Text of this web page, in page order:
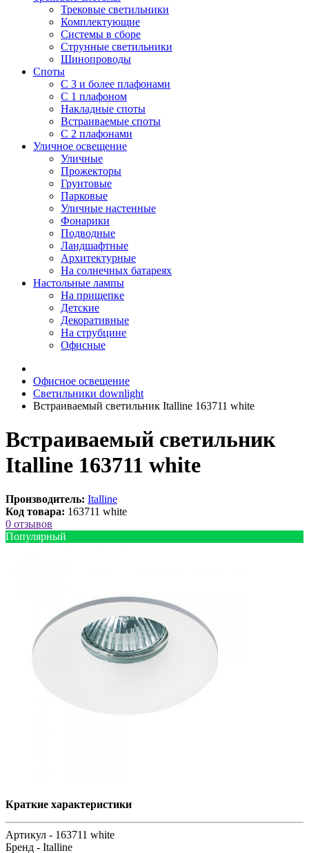
Трековые светильники
Комплектующие
Системы в сборе
Струнные светильники
Шинопроводы
Споты
С 3 и более плафонами
С 1 плафоном
Накладные споты
Встраиваемые споты
С 2 плафонами
Уличное освещение
Уличные
Прожекторы
Грунтовые
Парковые
Уличные настенные
Фонарики
Подводные
Ландшафтные
Архитектурные
На солнечных батареях
Настольные лампы
На прищепке
Детские
Декоративные
На струбцине
Офисные
Офисное освещение
Светильники downlight
Встраиваемый светильник Italline 163711 white
Встраиваемый светильник
Italline 163711 white
Производитель: Italline
Код товара: 163711 white
0 отзывов
Популярный
Краткие характеристики
Артикул - 163711 white
Бренд - Italline